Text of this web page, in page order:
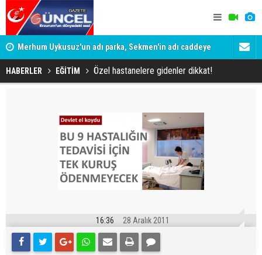
Merhum Uykusuz'un adı parka, Sekmen'in adı caddeye
verildi
HABERLER EĞİTİM Özel hastanelere gidenler dikkat!
16:36 28 Aralık 2011